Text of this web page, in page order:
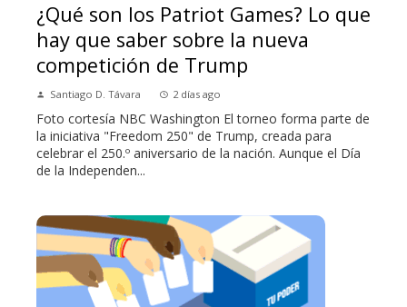
¿Qué son los Patriot Games? Lo que
hay que saber sobre la nueva
competición de Trump
Santiago D. Távara 2 días ago
Foto cortesía NBC Washington El torneo forma parte de
la iniciativa "Freedom 250" de Trump, creada para
celebrar el 250.º aniversario de la nación. Aunque el Día
de la Independen...